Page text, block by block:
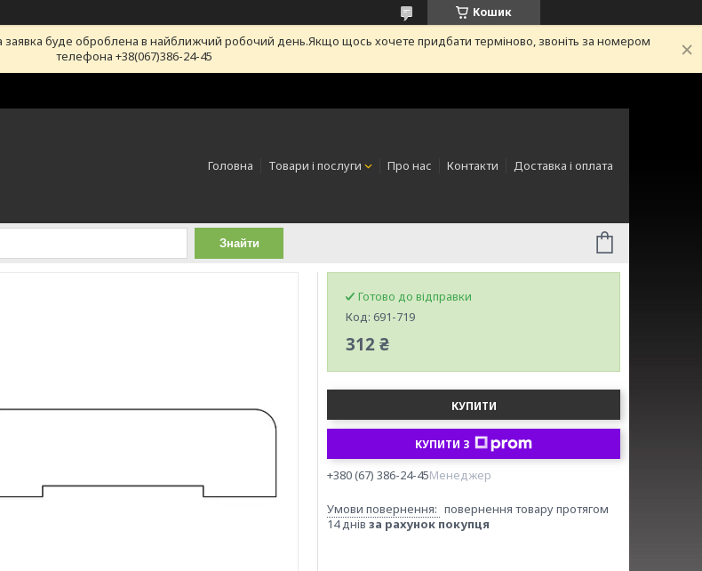
Кошик
буде оброблена в найближчий робочий день.Якщо щось хочете придбати терміново, звоніть за номером
телефона +38(067)386-24-45
Головна Товари і послуги Про нас Контакти Доставка і оплата
Знайти
Готово до відправки
Код: 691-719
312 ₴
КУПИТИ
КУПИТИ З
+380 (67) 386-24-45Менеджер
повернення товару протягом
14 днів за рахунок покупця